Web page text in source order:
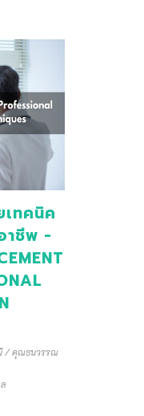
ทคนิค
าชีพ -
/ คุณธนวรรณ